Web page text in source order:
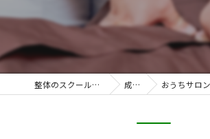
整体のスクールならJHB整体スクール 成功事例 おうちサロン成功の見本